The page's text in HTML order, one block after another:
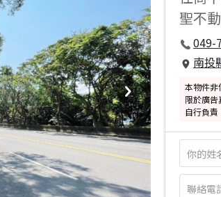
聖不
049-
南投
本物件非
限於廣
自行負責